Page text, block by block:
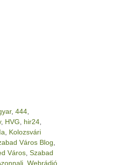
, 444
, HVG hir24
Kolozsvári
Város Blog
Város Szabad
Webrádió